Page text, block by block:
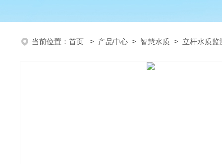
当前位置： 首页 > 产品中心 > 智慧水质 > 立杆水质监